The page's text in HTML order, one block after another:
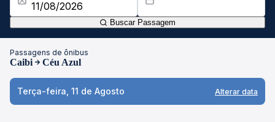
Buscar Passagem
Passagens de ônibus
Caibi Céu Azul
Terça-feira, 11 de Agosto Alterar data